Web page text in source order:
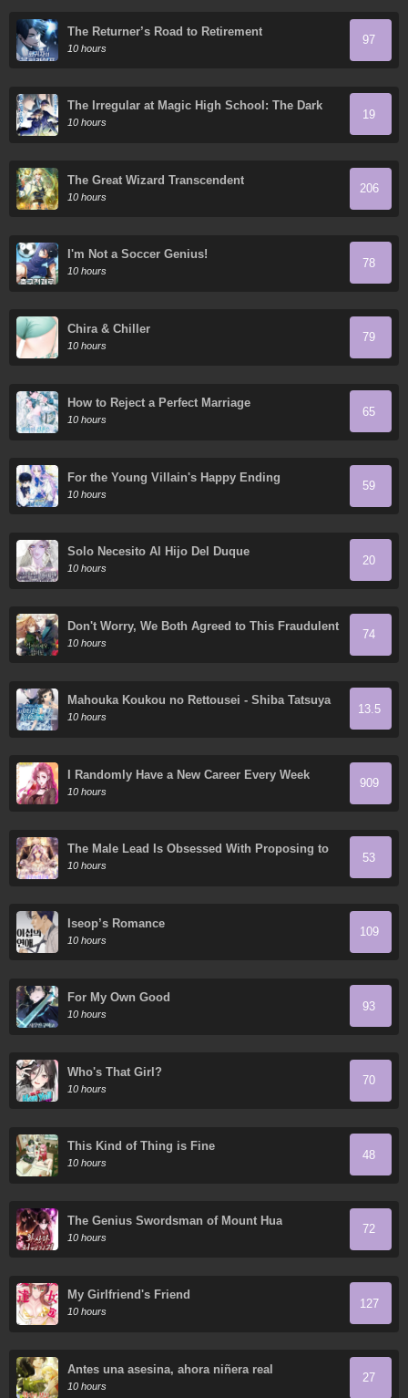
The Returner’s Road to Retirement
10 hours
97
The Irregular at Magic High School: The Dark
Flashes in the Night's Veil
10 hours
19
The Great Wizard Transcendent
10 hours
206
I'm Not a Soccer Genius!
10 hours
78
Chira & Chiller
10 hours
79
How to Reject a Perfect Marriage
10 hours
65
For the Young Villain's Happy Ending
10 hours
59
Solo Necesito Al Hijo Del Duque
10 hours
20
Don't Worry, We Both Agreed to This Fraudulent
Marriage
10 hours
74
Mahouka Koukou no Rettousei - Shiba Tatsuya
Ansatsu Keikaku
10 hours
13.5
I Randomly Have a New Career Every Week
10 hours
909
The Male Lead Is Obsessed With Proposing to
Me
10 hours
53
Iseop’s Romance
10 hours
109
For My Own Good
10 hours
93
Who's That Girl?
10 hours
70
This Kind of Thing is Fine
10 hours
48
The Genius Swordsman of Mount Hua
10 hours
72
My Girlfriend's Friend
10 hours
127
Antes una asesina, ahora niñera real
10 hours
27